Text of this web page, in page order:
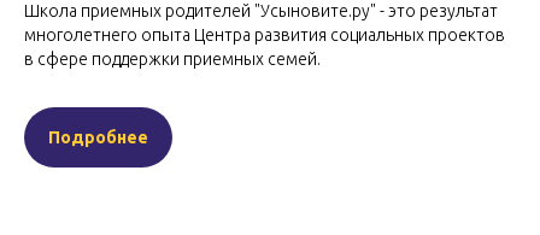
Школа приемных родителей "Усыновите.ру" - это результат
многолетнего опыта Центра развития социальных проектов
в сфере поддержки приемных семей.
Подробнее